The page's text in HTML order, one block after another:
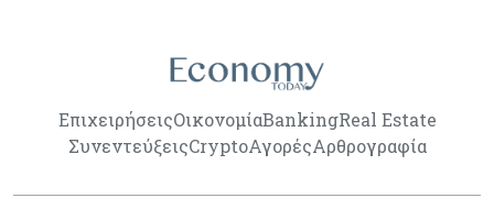
ΕπιχειρήσειςΟικονομίαBankingReal Estate
ΣυνεντεύξειςCryptoΑγορέςΑρθρογραφία